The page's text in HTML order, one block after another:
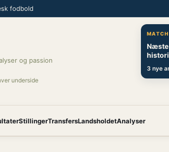
fodbold
og passion
underside
Næste
3 nye
StillingerTransfersLandsholdetAnalyser